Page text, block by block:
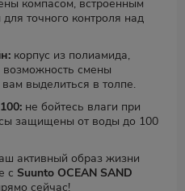
компасом, встроенным
точного контроля над
корпус из полиамида,
смены
выделиться в толпе.
не бойтесь влаги при
защищены от воды до 100
активный образ жизни
с Suunto OCEAN SAND
сейчас!